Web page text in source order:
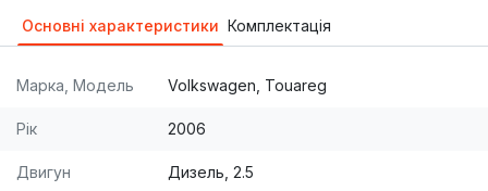
Основні характеристики Комплектація
Марка, Модель Volkswagen, Touareg
Рік 2006
Двигун Дизель, 2.5